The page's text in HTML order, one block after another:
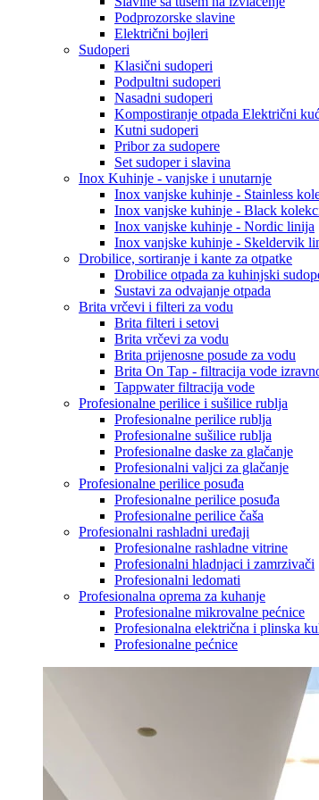
Podprozorske slavine
Električni bojleri
Sudoperi
Klasični sudoperi
Podpultni sudoperi
Nasadni sudoperi
Kompostiranje otpada Električni
Kutni sudoperi
Pribor za sudopere
Set sudoper i slavina
Inox Kuhinje - vanjske i unutarnje
Inox vanjske kuhinje - Stainless
Inox vanjske kuhinje - Black
Inox vanjske kuhinje - Nordic linija
Inox vanjske kuhinje - Skeldervik
Drobilice, sortiranje i kante za otpatke
Drobilice otpada za kuhinjski
Sustavi za odvajanje otpada
Brita vrčevi i filteri za vodu
Brita filteri i setovi
Brita vrčevi za vodu
Brita prijenosne posude za vodu
Brita On Tap - filtracija vode
Tappwater filtracija vode
Profesionalne perilice i sušilice rublja
Profesionalne perilice rublja
Profesionalne sušilice rublja
Profesionalne daske za glačanje
Profesionalni valjci za glačanje
Profesionalne perilice posuđa
Profesionalne perilice posuđa
Profesionalne perilice čaša
Profesionalni rashladni uređaji
Profesionalne rashladne vitrine
Profesionalni hladnjaci i zamrzivači
Profesionalni ledomati
Profesionalna oprema za kuhanje
Profesionalne mikrovalne pećnice
Profesionalna električna i plinska
Profesionalne pećnice